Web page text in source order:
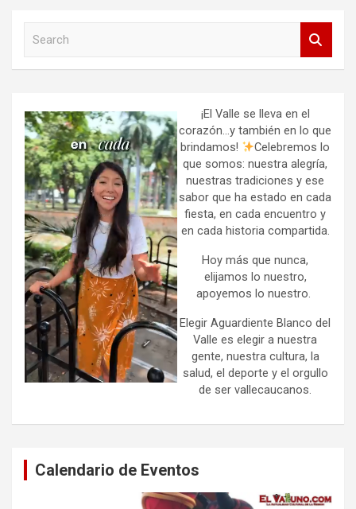
h
¡El Valle se lleva en el
corazón…y también en lo que
brindamos!
Celebremos lo
que somos: nuestra alegría,
nuestras tradiciones y ese
sabor que ha estado en cada
fiesta, en cada encuentro y
en cada historia compartida.
Hoy más que nunca,
elijamos lo nuestro,
apoyemos lo nuestro.
Elegir Aguardiente Blanco del
Valle es elegir a nuestra
gente, nuestra cultura, la
salud, el deporte y el orgullo
de ser vallecaucanos.
Calendario de Eventos